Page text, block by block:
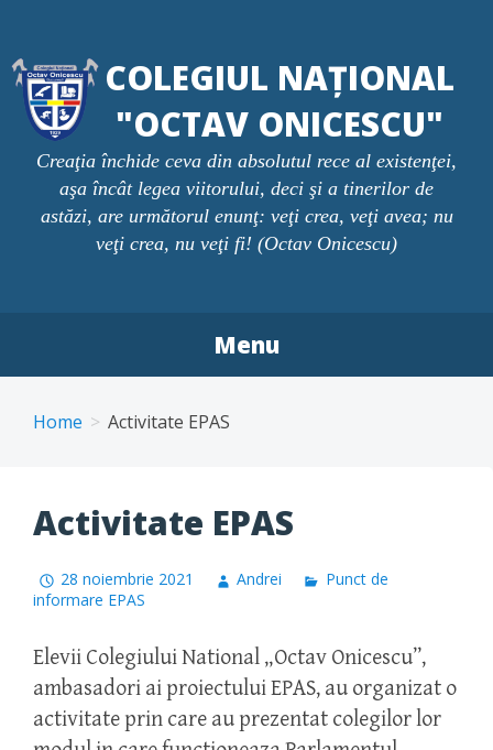
content
COLEGIUL NAȚIONAL
"OCTAV ONICESCU"
Creaţia închide ceva din absolutul rece al existenţei,
aşa încât legea viitorului, deci şi a tinerilor de
astăzi, are următorul enunţ: veţi crea, veţi avea; nu
veţi crea, nu veţi fi! (Octav Onicescu)
Menu
Home Activitate EPAS
Activitate EPAS
28 noiembrie 2021 Andrei
Punct de
informare EPAS
Elevii Colegiului National „Octav Onicescu”,
ambasadori ai proiectului EPAS, au organizat o
activitate prin care au prezentat colegilor lor